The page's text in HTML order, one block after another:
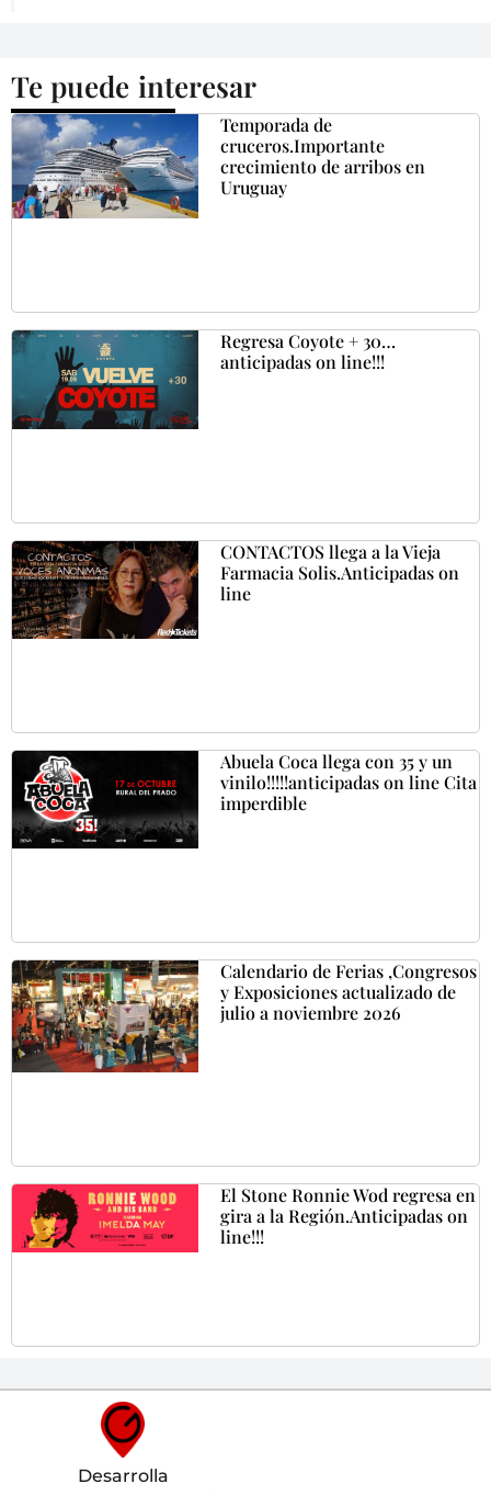
Te puede interesar
Temporada de
cruceros.Importante
crecimiento de arribos en
Uruguay
Regresa Coyote + 30…
anticipadas on line!!!
CONTACTOS llega a la Vieja
Farmacia Solis.Anticipadas on
line
Abuela Coca llega con 35 y un
vinilo!!!!!anticipadas on line Cita
imperdible
Calendario de Ferias ,Congresos
y Exposiciones actualizado de
julio a noviembre 2026
El Stone Ronnie Wod regresa en
gira a la Región.Anticipadas on
line!!!
Desarrolla